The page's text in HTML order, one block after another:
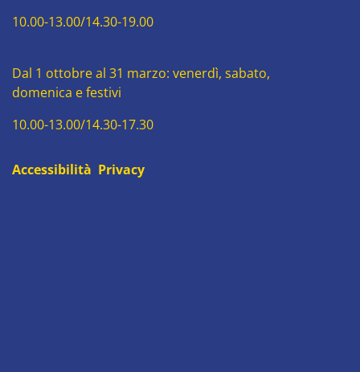
10.00-13.00/14.30-19.00
Dal 1 ottobre al 31 marzo: venerdì, sabato,
domenica e festivi
10.00-13.00/14.30-17.30
Accessibilità Privacy